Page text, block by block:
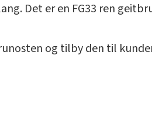
Det er en FG33 ren
og tilby den til